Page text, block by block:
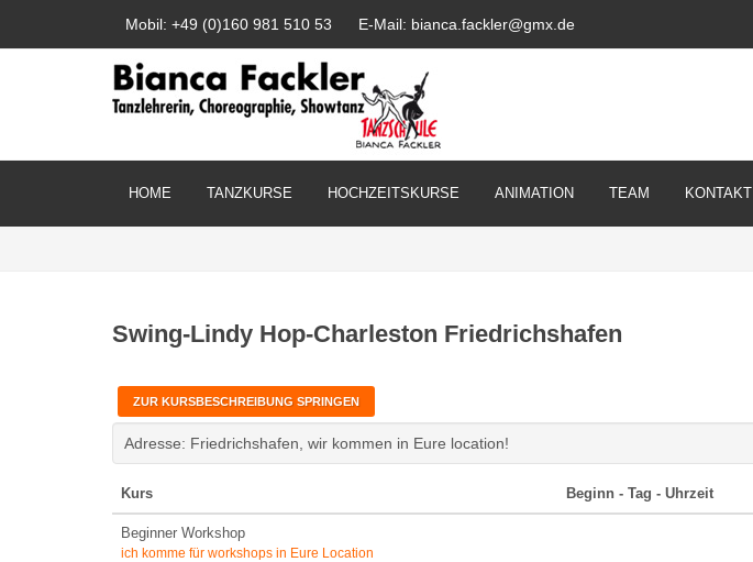
Mobil: +49 (0)160 981 510 53 E-Mail: bianca.fackler@gmx.de
HOME TANZKURSE HOCHZEITSKURSE ANIMATION TEAM KONTAKT
Swing-Lindy Hop-Charleston Friedrichshafen
ZUR KURSBESCHREIBUNG SPRINGEN
Adresse: Friedrichshafen, wir kommen in Eure location!
Kurs Beginn - Tag - Uhrzeit
Beginner Workshop
ich komme für workshops in Eure Location